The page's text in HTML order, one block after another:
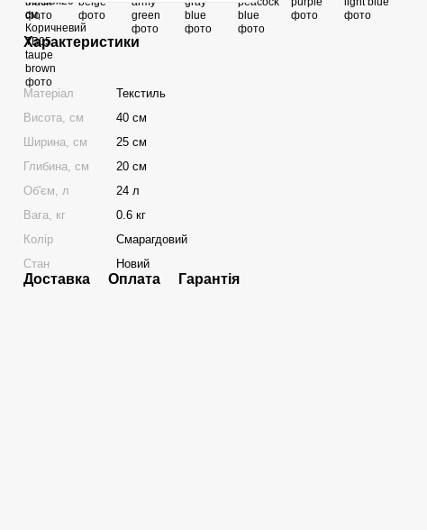
Характеристики
Матеріал
Текстиль
Висота, см
40 см
Ширина, см
25 см
Глибина, см
20 см
Об'єм, л
24 л
Вага, кг
0.6 кг
Колір
Смарагдовий
Стан
Новий
Доставка Оплата Гарантія